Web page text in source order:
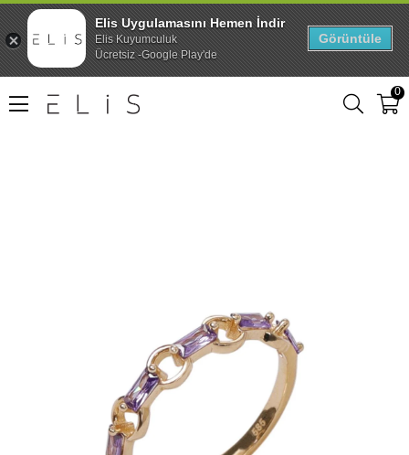
0
Elis Uygulamasını Hemen İndir
Elis Kuyumculuk
Ücretsiz -Google Play'de
Görüntüle